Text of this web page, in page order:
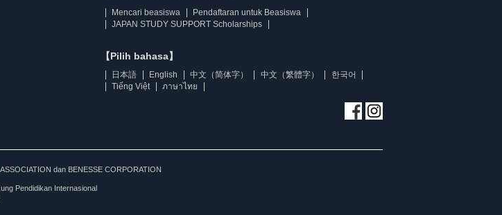
Mencari beasiswa
Pendaftaran untuk Beasiswa
JAPAN STUDY SUPPORT Scholarships
【Pilih bahasa】
日本語 English 中文（简体字） 中文（繁體字）
한국어
Tiếng Việt
ภาษาไทย
dan BENESSE CORPORATION
Pendidikan Internasional